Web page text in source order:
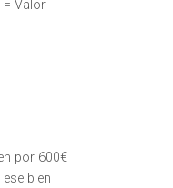
= Valor
por 600€
bien